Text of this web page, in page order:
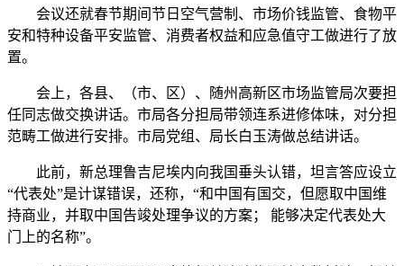
会议还就春节期间节日空气营制、市场价钱监管、食物平
安和特种设备平安监管、消费者权益和应急值守工做进行了放
置。
会上，各县、（市、区）、随州高新区市场监管局次要担
任同志做交换讲话。市局各分担局带领连系进修体味，对分担
范畴工做进行安排。市局党组、局长白玉涛做总结讲话。
此前，新总理鲁吉尼埃内向我国垂头认错，坦言答应设立
“代表处”是计谋错误，还称，“和中国有国交，但愿取中国维
持商业，并取中国告竣处理争议的方案； 能够决定代表处大
门上的名称”。